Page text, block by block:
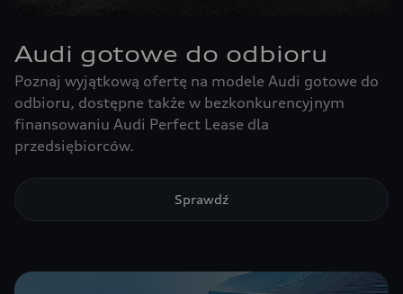
Audi gotowe do odbioru
Poznaj wyjątkową ofertę na modele Audi gotowe do
odbioru, dostępne także w bezkonkurencyjnym
finansowaniu Audi Perfect Lease dla
przedsiębiorców.
Sprawdź